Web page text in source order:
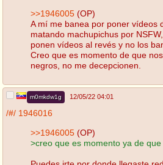
>>1946005 (OP)
A mí me banea por poner vídeos
matando machupichus por
ponen vídeos al revés y no los
Creo que es momento de que
negros, no me decepcionen.
m0mkdw1g 12/05/22 04:01
/#/ 1946016
>>1946005 (OP)
>creo que es momento ya de